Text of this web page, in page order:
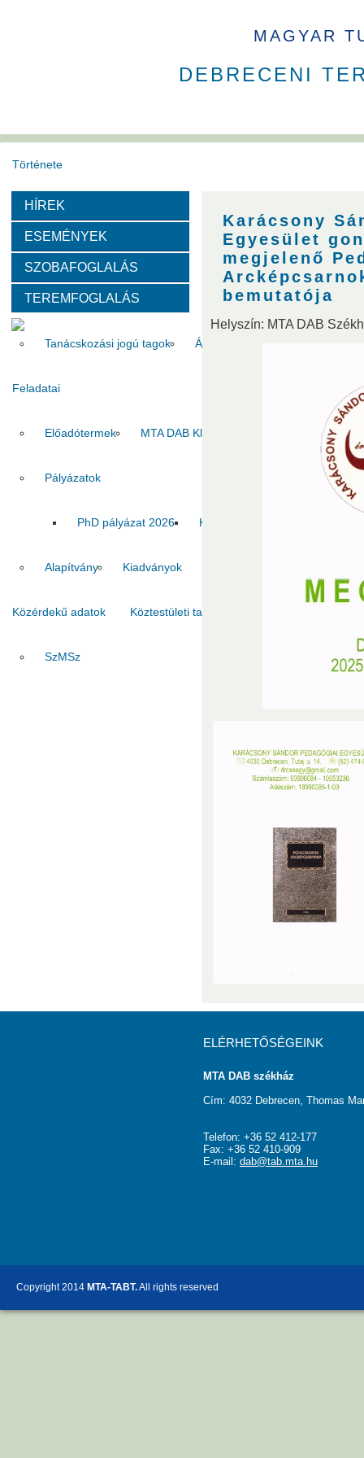
MAGYAR
DEBRECENI
Története
Székház
Szervezeti felépítése
Választott vezetők Akadémikusok Nem akadémikus
Tanácskozási jogú tagok Állandó meghívottak
Feladatai
Előadótermek MTA DAB Klub
Pályázatok
PhD pályázat 2026 Kiadvány pályázat 2026
Alapítvány Kiadványok
Közérdekű adatok
SzMSz
Köztestületi tagok
HÍREK
ESEMÉNYEK
SZOBAFOGLALÁS
TEREMFOGLALÁS
Karácsony
Egyesület
megjelenő
bemutatója
Helyszín: MTA DAB
ELÉRHETŐSÉGEINK
MTA DAB székház
Cím: 4032 Debrecen, Thomas
Telefon: +36 52 412-177
Fax: +36 52 410-909
E-mail: dab@tab.mta.hu
Copyright 2014 MTA-TABT.All rights reserved